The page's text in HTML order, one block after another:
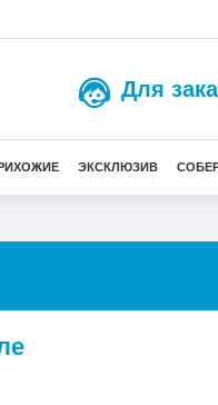
Для
ЭКСКЛЮЗИВ